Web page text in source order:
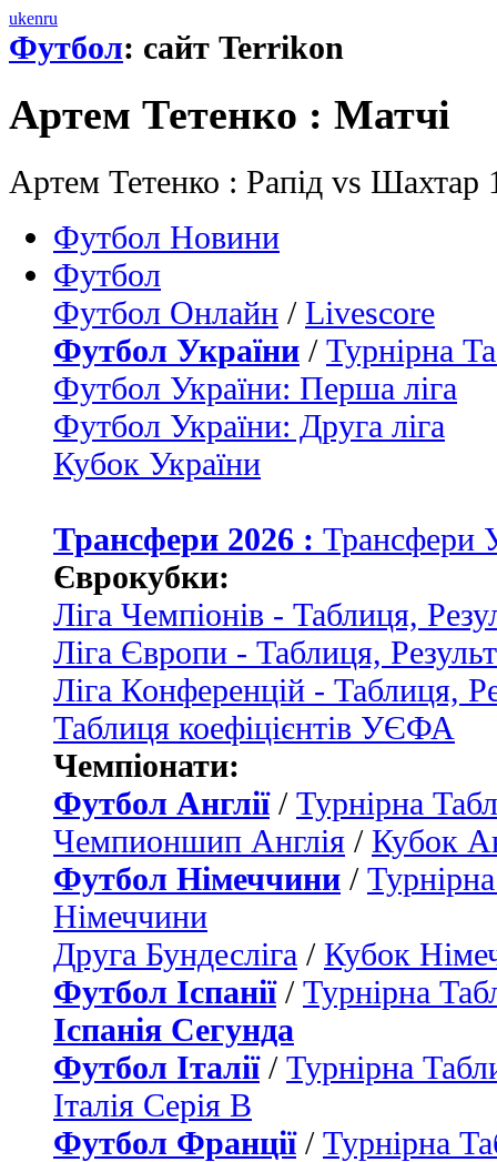
ukenru
Футбол: сайт Terrikon
Артем Тетенко : Матчi
Артем Тетенко : Рапід vs
Футбол Новини
Футбол
Футбол Онлайн / Livescore
Футбол України / Турнірна
Футбол України: Перша ліга
Футбол України: Друга ліга
Кубок України
Трансфери 2026 : Трансфери
Єврокубки:
Ліга Чемпіонів - Таблиця,
Ліга Європи - Таблиця,
Ліга Конференцій - Таблиця,
Таблиця коефіцієнтів УЄФА
Чемпіонати:
Футбол Англії/ Турнірна
Чемпионшип Англія / Кубок
Футбол Німеччини /
Німеччини
Друга Бундесліга / Кубок
Футбол Іспанії/ Турнірна
Іспанія Сегунда
Футбол Італії/ Турнірна
Італія Серія B
Футбол Франції/ Турнірна